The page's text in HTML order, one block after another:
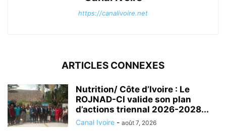
https://canalivoire.net
ARTICLES CONNEXES
Nutrition/ Côte d’Ivoire : Le
ROJNAD-CI valide son plan
d’actions triennal 2026-2028...
Canal Ivoire - août 7, 2026